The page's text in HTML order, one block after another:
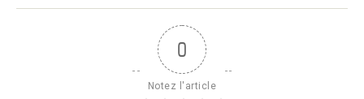
0
Notez l'article